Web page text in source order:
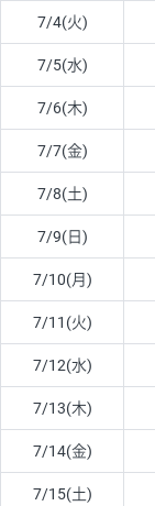
7/4(火)
7/5(水)
7/6(木)
7/7(金)
7/8(土)
7/9(日)
7/10(月)
7/11(火)
7/12(水)
7/13(木)
7/14(金)
7/15(土)